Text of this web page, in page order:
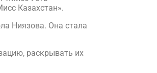
Казахстан».
Ниязова. Она стала
раскрывать их